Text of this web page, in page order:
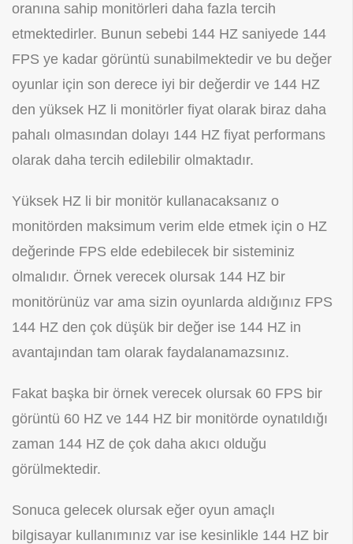
oranına sahip monitörleri daha fazla tercih
etmektedirler. Bunun sebebi 144 HZ saniyede 144
FPS ye kadar görüntü sunabilmektedir ve bu değer
oyunlar için son derece iyi bir değerdir ve 144 HZ
den yüksek HZ li monitörler fiyat olarak biraz daha
pahalı olmasından dolayı 144 HZ fiyat performans
olarak daha tercih edilebilir olmaktadır.
Yüksek HZ li bir monitör kullanacaksanız o
monitörden maksimum verim elde etmek için o HZ
değerinde FPS elde edebilecek bir sisteminiz
olmalıdır. Örnek verecek olursak 144 HZ bir
monitörünüz var ama sizin oyunlarda aldığınız FPS
144 HZ den çok düşük bir değer ise 144 HZ in
avantajından tam olarak faydalanamazsınız.
Fakat başka bir örnek verecek olursak 60 FPS bir
görüntü 60 HZ ve 144 HZ bir monitörde oynatıldığı
zaman 144 HZ de çok daha akıcı olduğu
görülmektedir.
Sonuca gelecek olursak eğer oyun amaçlı
bilgisayar kullanımınız var ise kesinlikle 144 HZ bir